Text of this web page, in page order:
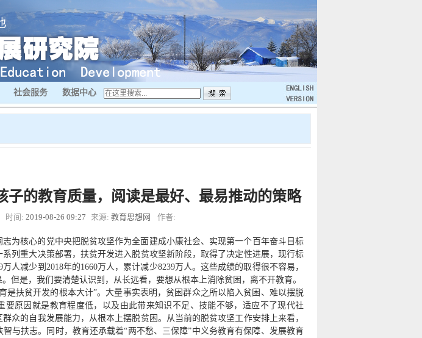
社会服务 数据中心
子的教育质量，阅读是最好、最易推动的策略
时间: 2019-08-26 09:27 来源: 教育思想网 作者:
为核心的党中央把脱贫攻坚作为全面建成小康社会、实现第一个百年奋斗目标
列重大决策部署，扶贫开发进入脱贫攻坚新阶段，取得了决定性进展，现行标
人减少到2018年的1660万人，累计减少8239万人。这些成绩的取得很不容易，
但是，我们要清楚认识到，从长远看，要想从根本上消除贫困，离不开教育。
是扶贫开发的根本大计”。大量事实表明，贫困群众之所以陷入贫困、难以摆脱
要原因就是教育程度低，以及由此带来知识不足、技能不够，适应不了现代社
众的自我发展能力，从根本上摆脱贫困。从当前的脱贫攻坚工作安排上来看，
与扶志。同时，教育还承载着“两不愁、三保障”中义务教育有保障、发展教育